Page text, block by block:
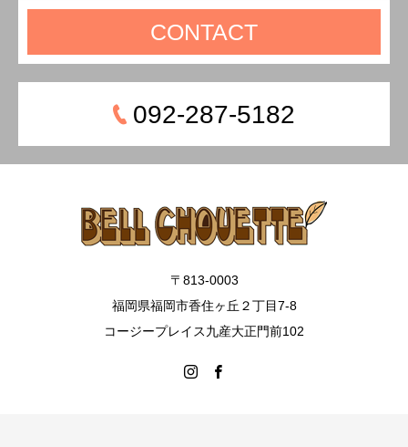
CONTACT
092-287-5182
〒813-0003
福岡県福岡市香住ヶ丘２丁目7-8
コージープレイス九産大正門前102